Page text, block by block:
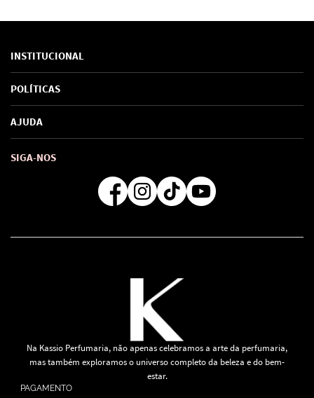
INSTITUCIONAL
Sobre Nós
Marcas
SAC de marcas
Como comprar
POLÍTICAS
Política de Privacidade
Troca e Devoluções
Formas de Pagamento
Regra de Frete Grátis
AJUDA
SIGA-NOS
Na Kassio Perfumaria, não apenas celebramos a arte da perfumaria,
mas também exploramos o universo completo da beleza e do bem-
estar.
PAGAMENTO